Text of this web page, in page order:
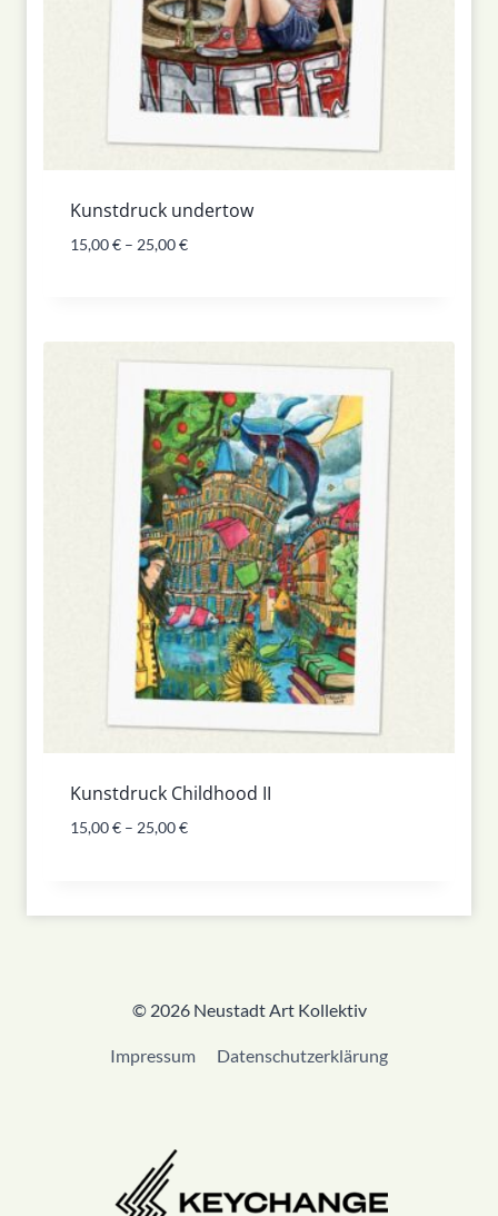
Kunstdruck undertow
15,00€ – 25,00€
Kunstdruck Childhood II
15,00€ – 25,00€
© 2026 Neustadt Art Kollektiv
Impressum Datenschutzerklärung